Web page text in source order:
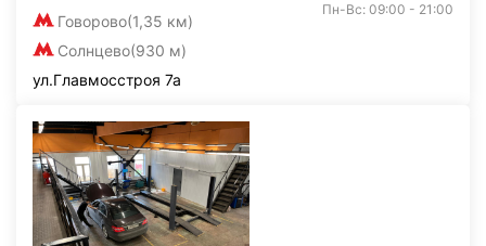
Говорово(1,35 км)
Солнцево(930 м)
Пн-Вс: 09:00 - 21:00
ул.Главмосстроя 7а